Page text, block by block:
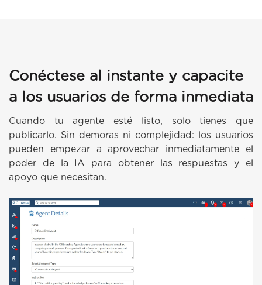
Conéctese al instante y capacite
a los usuarios de forma inmediata
Cuando tu agente esté listo, solo tienes que
publicarlo. Sin demoras ni complejidad: los usuarios
pueden empezar a aprovechar inmediatamente el
poder de la IA para obtener las respuestas y el
apoyo que necesitan.